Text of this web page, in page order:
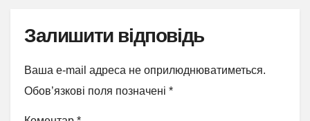
Залишити відповідь
Ваша e-mail адреса не оприлюднюватиметься.
Обов’язкові поля позначені *